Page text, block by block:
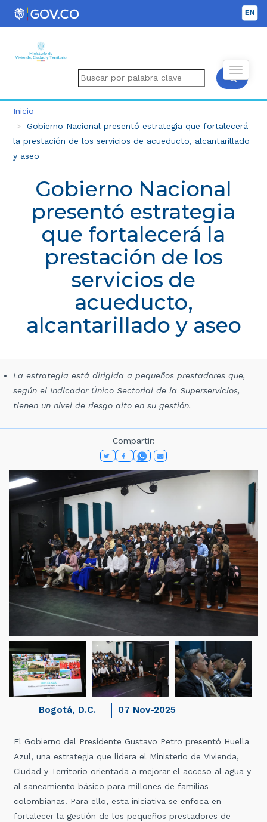
Inicio
Gobierno Nacional presentó estrategia que fortalecerá
la prestación de los servicios de acueducto, alcantarillado
y aseo
Gobierno Nacional
presentó estrategia
que fortalecerá la
prestación de los
servicios de
acueducto,
alcantarillado y aseo
La estrategia está dirigida a pequeños prestadores que,
según el Indicador Único Sectorial de la Superservicios,
tienen un nivel de riesgo alto en su gestión.
Compartir:
Bogotá, D.C. 07 Nov-2025
El Gobierno del Presidente Gustavo Petro presentó Huella
Azul, una estrategia que lidera el Ministerio de Vivienda,
Ciudad y Territorio orientada a mejorar el acceso al agua y
al saneamiento básico para millones de familias
colombianas. Para ello, esta iniciativa se enfoca en
fortalecer la gestión de los pequeños prestadores de